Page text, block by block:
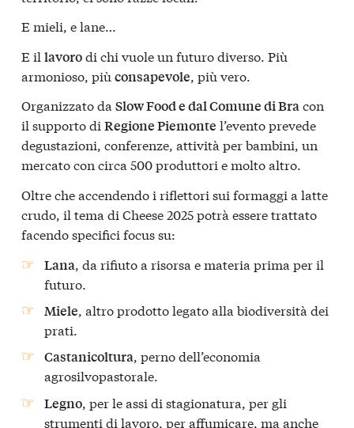
E mieli, e lane…
E il lavorodi chi vuole un futuro diverso. Più
armonioso, più consapevole, più vero.
Organizzato da Slow Food e dal Comune di Bracon
il supporto di Regione Piemonte l’evento prevede
degustazioni, conferenze, attività per bambini, un
mercato con circa 500 produttori e molto altro.
Oltre che accendendo i riflettori sui formaggi a latte
crudo, il tema di Cheese 2025 potrà essere trattato
facendo specifici focus su:
Lana, da rifiuto a risorsa e materia prima per il
futuro.
Miele, altro prodotto legato alla biodiversità dei
prati.
Castanicoltura, perno dell’economia
agrosilvopastorale.
Legno, per le assi di stagionatura, per gli
strumenti di lavoro, per affumicare, ma anche